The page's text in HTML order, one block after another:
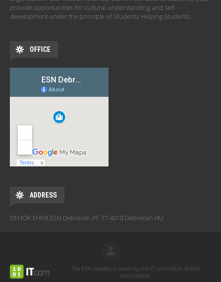
provide opportunities for cultural understanding and self-
development under the principle of Students Helping Students.
OFFICE
ADDRESS
DEHÖK EHKB ESN Debrecen Pf. 77 4010 Debrecen HU
The ESN Satellite is made by the IT committee of ESN
International